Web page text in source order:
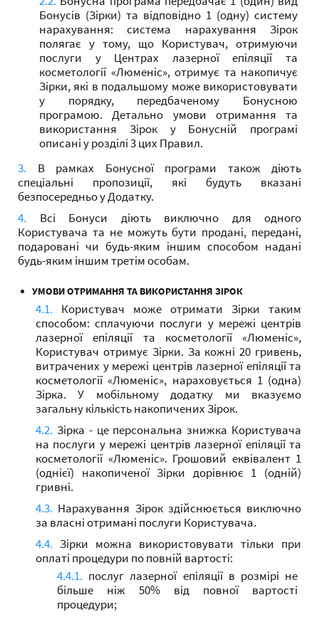
Бонусів (Зірки) та відповідно 1 (одну) систему
нарахування: система нарахування Зірок
полягає у тому, що Користувач, отримуючи
послуги у Центрах лазерної епіляції та
косметології «Люменіс», отримує та накопичує
Зірки, які в подальшому може використовувати
у порядку, передбаченому Бонусною
програмою. Детально умови отримання та
використання Зірок у Бонусній програмі
описані у розділі 3 цих Правил.
В рамках Бонусної програми також діють
спеціальні пропозиції, які будуть вказані
безпосередньо у Додатку.
Всі Бонуси діють виключно для одного
Користувача та не можуть бути продані, передані,
подаровані чи будь-яким іншим способом надані
будь-яким іншим третім особам.
УМОВИ ОТРИМАННЯ ТА ВИКОРИСТАННЯ ЗІРОК
Користувач може отримати Зірки таким
способом: cплачуючи послуги у мережі центрів
лазерної епіляції та косметології «Люменіс»,
Користувач отримує Зірки. За кожні 20 гривень,
витрачених у мережі центрів лазерної епіляції та
косметології «Люменіс», нараховується 1 (одна)
Зірка. У мобільному додатку ми вказуємо
загальну кількість накопичених Зірок.
Зірка - це персональна знижка Користувача
на послуги у мережі центрів лазерної епіляції та
косметології «Люменіс». Грошовий еквівалент 1
(однієї) накопиченої Зірки дорівнює 1 (одній)
гривні.
Нарахування Зірок здійснюється виключно
за власні отримані послуги Користувача.
Зірки можна використовувати тільки при
оплаті процедури по повній вартості:
послуг лазерної епіляції в розмірі не
більше ніж 50% від повної вартості
процедури;